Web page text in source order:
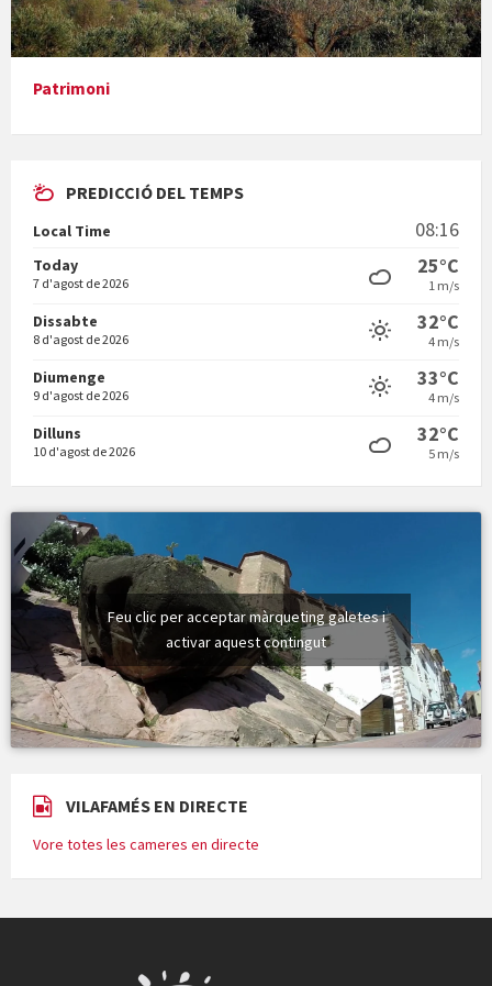
Presentació del llibre &quot;La mare&quot;, d'Emma Zafon
En Bum
Patrimoni
PREDICCIÓ DEL TEMPS
Local Time 08:16
Today
7 d'agost de 2026
25°C
1 m/s
Dissabte
8 d'agost de 2026
32°C
4 m/s
Diumenge
9 d'agost de 2026
33°C
4 m/s
Dilluns
10 d'agost de 2026
32°C
5 m/s
Feu clic per acceptar màrqueting galetes i
activar aquest contingut
VILAFAMÉS EN DIRECTE
Vore totes les cameres en directe